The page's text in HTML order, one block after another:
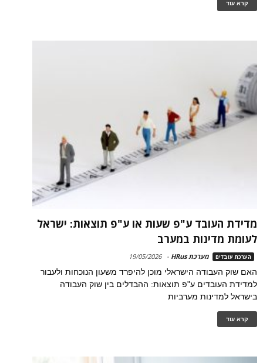
קרא עוד
מדידת העובד ע"פ שעות או ע"פ תוצאות: ישראל
לעומת מדינות במערב
הערכת עובדים מערכת HRus -
19/05/2026
האם שוק העבודה הישראלי מוכן להיפרד משעון הנוכחות ולעבור
למדידת העובדים ע"פ תוצאות: ההבדלים בין שוק העבודה
בישראל למדינות מערביות
קרא עוד